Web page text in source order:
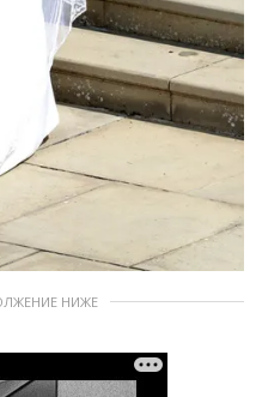
НИЖЕ